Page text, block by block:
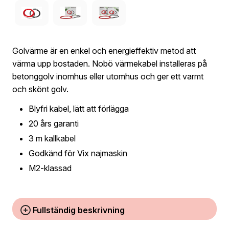
Golvärme är en enkel och energieffektiv metod att
värma upp bostaden. Nobö värmekabel installeras på
betonggolv inomhus eller utomhus och ger ett varmt
och skönt golv.
Blyfri kabel, lätt att förlägga
20 års garanti
3 m kallkabel
Godkänd för Vix najmaskin
M2-klassad
Fullständig beskrivning